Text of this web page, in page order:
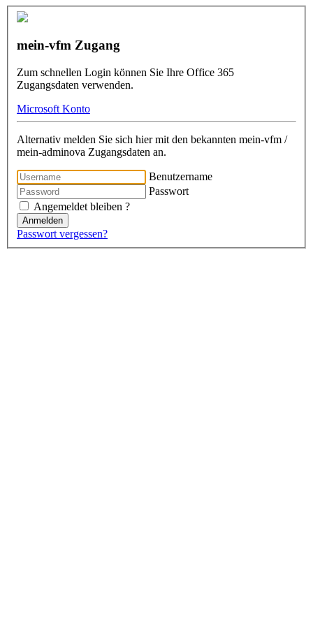
mein-vfm Zugang
Zum schnellen Login können Sie Ihre Office 365
Zugangsdaten verwenden.
Microsoft Konto
Alternativ melden Sie sich hier mit den bekannten mein-vfm /
mein-adminova Zugangsdaten an.
Benutzername
Passwort
Angemeldet bleiben ?
Anmelden
Passwort vergessen?